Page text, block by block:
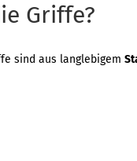
Griffe?
sind aus langlebigem